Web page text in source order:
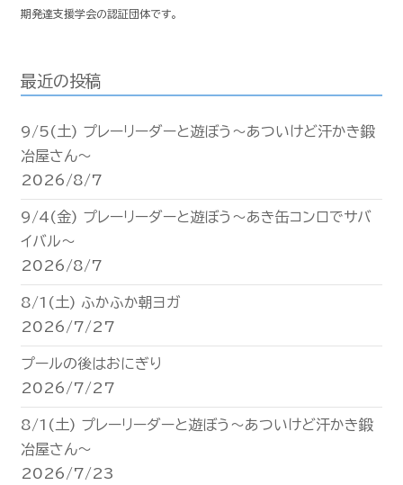
期発達支援学会の認証団体です。
最近の投稿
9/5(土) プレーリーダーと遊ぼう〜あついけど汗かき鍛
冶屋さん〜
2026/8/7
9/4(金) プレーリーダーと遊ぼう〜あき缶コンロでサバ
イバル〜
2026/8/7
8/1(土) ふかふか朝ヨガ
2026/7/27
プールの後はおにぎり
2026/7/27
8/1(土) プレーリーダーと遊ぼう〜あついけど汗かき鍛
冶屋さん〜
2026/7/23